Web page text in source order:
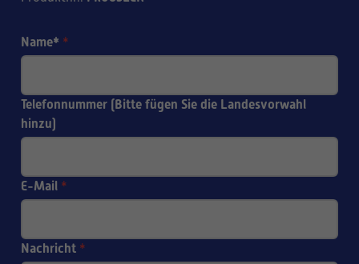
Name* *
Telefonnummer (Bitte fügen Sie die Landesvorwahl
hinzu)
E-Mail *
Nachricht *